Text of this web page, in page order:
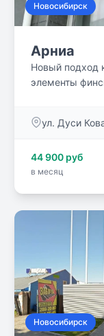
Новосибирск
Арниа
Новый подход
элементы
сохраняем
ул. Дуси
44 900 руб
в месяц
Новосибирск